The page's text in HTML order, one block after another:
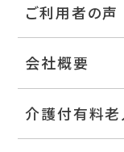
ご利用者の声
会社概要
介護付有料老